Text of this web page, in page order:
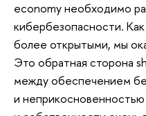
economy необходимо
кибербезопасности.
более открытыми, мы
Это обратная сторона
между обеспечением
и